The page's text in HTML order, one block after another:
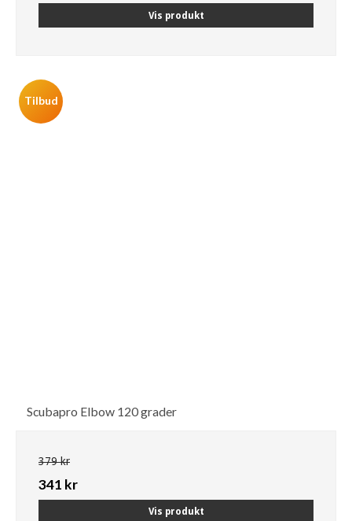
Vis produkt
Tilbud
Scubapro Elbow 120 grader
379 kr
341 kr
Vis produkt